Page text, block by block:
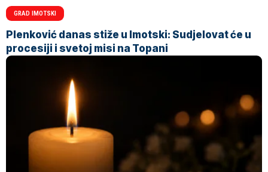
GRAD IMOTSKI
Plenković danas stiže u Imotski: Sudjelovat će u
procesiji i svetoj misi na Topani